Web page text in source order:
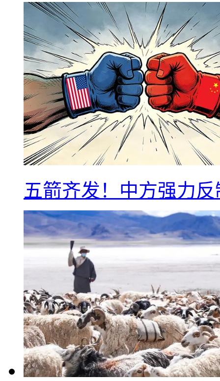
五箭齐发！中方强力